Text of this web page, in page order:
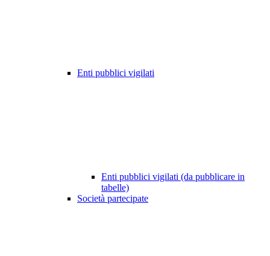
Enti pubblici vigilati
Enti pubblici vigilati (da pubblicare in
tabelle)
Società partecipate